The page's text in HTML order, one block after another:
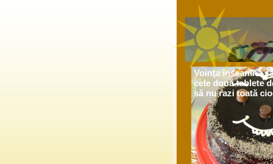
Voinţa înseamnă
cele două tablete
să nu razi toată